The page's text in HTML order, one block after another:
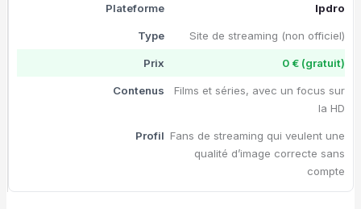
Ipdro
Site de streaming (non officiel)
0 € (gratuit)
Films et séries, avec un focus sur
la HD
Fans de streaming qui veulent une
qualité d’image correcte sans
compte